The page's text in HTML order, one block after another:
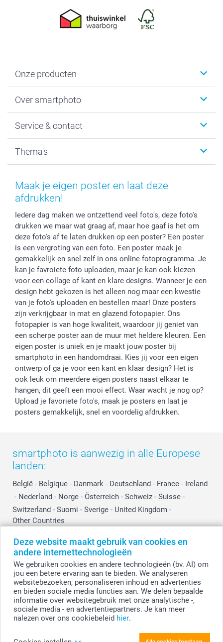
Deze website maakt gebruik van cookies en
andere internettechnologieën
We gebruiken cookies en andere technologieën (bv. AI) om
jou een betere ervaring aan te bieden. We analyseren
websitebezoeken, personaliseren inhoud en advertenties
en bieden sociale media functies aan. We delen bepaalde
informatie over websitegebruik met onze analytische -,
sociale media - en advertentiepartners. Je kan meer
nalezen over ons cookiebeleid hier.
Personaliseer je Foto poster 20 x 30 cm
Onze producten
Fotoboeken
Fotocadeaus
Kaarten
Over smartphoto
Vacatures
Bestelproces
Herroepingsrecht
Privacy
Reviews
Prijslijst
Investor Relations
Service & contact
Tevredenheidsgarantie
Mijn orderstatus
smartbonus
service@smartphoto.nl
Affiliate partnerprogramma
Partnerships
Influencer partnerprogramma
Thema's
Baby
Moederdag
Huwelijk
Maak je eigen poster en laat deze
afdrukken!
Iedere dag maken we ontzettend veel foto's, deze foto's
drukken we maar wat graag af, maar hoe gaaf is het om
deze foto's af te laten drukken op een poster? Een poster
is een vergroting van een foto. Een poster maak je
gemakkelijk en snel zelf in ons online fotoprogramma. Je
kan je favroiete foto uploaden, maar je kan ook kiezen
voor een collage of kant en klare designs. Wanneer je een
design hebt gekozen is het alleen nog maar een kwestie
van je foto's uploaden en bestellen maar! Onze posters
zijn verkrijgbaar in mat en glazend fotopapier. Ons
fotopapier is van hoge kwaliteit, waardoor jij geniet van
een scherpe poster aan de muur met heldere kleuren. Een
eigen poster is uniek en je maakt jouw poster bij
smartphoto in een handomdraai. Kies jij voor een eigen
ontwerp of ga je voor een kant en klaar design? Het is
ook leuk om meerdere eigen posters naast elkaar te
hangen, dit geeft een mooi effect. Waar wacht je nog op?
Upload je favoriete foto's, maak je posters en laat je
posters gemakkelijk, snel en voordelig afdrukken.
smartphoto is aanwezig in alle Europese
landen:
België - Belgique - Danmark - Deutschland - France - Ireland
- Nederland - Norge - Österreich - Schweiz - Suisse -
Switzerland - Suomi - Sverige - United Kingdom -
Other Countries
© smartphoto group. Alle rechten voorbehouden.Disclaimer
Alle prijzen zijn in EURO (€) inclusief BTW en exclusief verzendkosten.